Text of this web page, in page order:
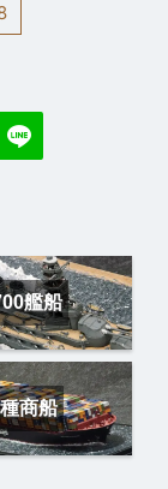
艦船
商船